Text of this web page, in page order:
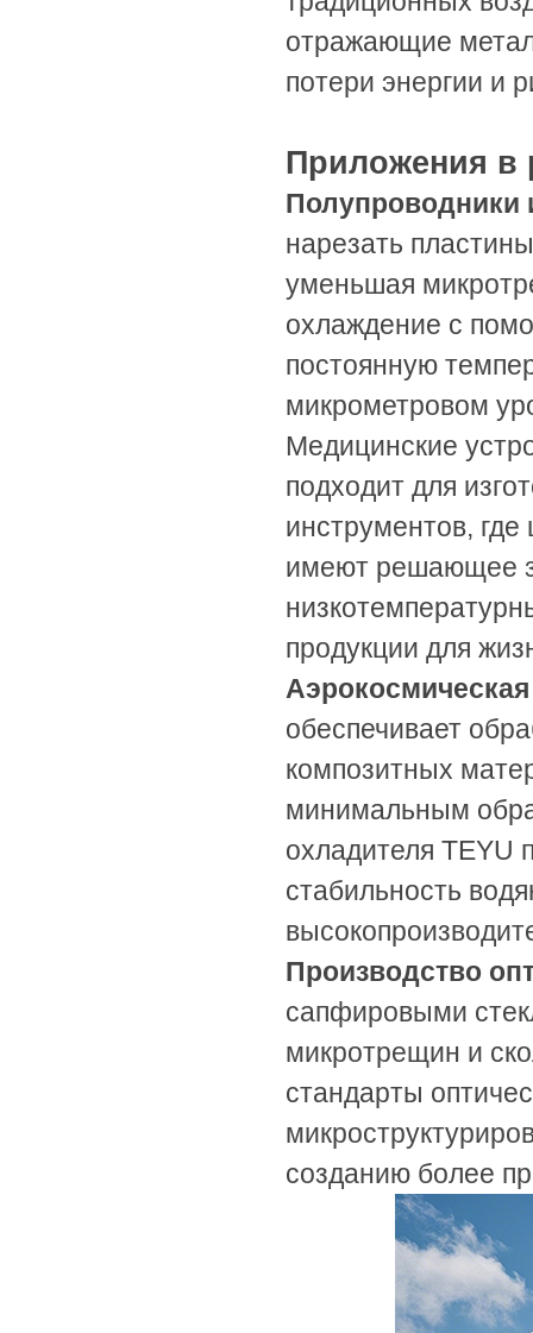
отражающие
потери энергии и
Приложения в
Полупроводники
нарезать
уменьшая
охлаждение с
постоянную
микрометровом
Медицинские
подходит для
инструментов,
имеют решающее
продукции для
обеспечивает
композитных
минимальным
охладителя TEYU
стабильность
Производство
сапфировыми
микротрещин и
стандарты
созданию более